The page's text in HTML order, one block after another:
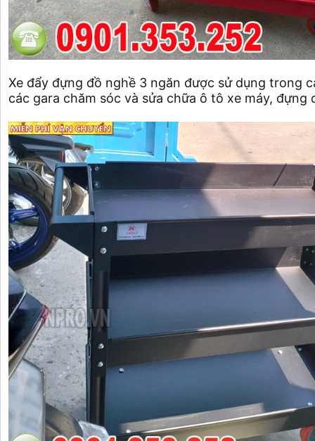
Xe đẩy đựng đồ nghề 3 ngăn được sử dụng trong
các gara chăm sóc và sửa chữa ô tô xe máy,